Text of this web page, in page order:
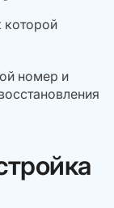
которой
номер и